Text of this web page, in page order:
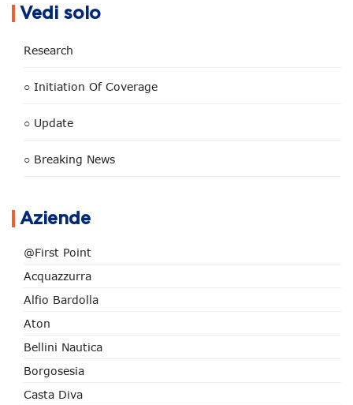
Vedi solo
Research
○ Initiation Of Coverage
○ Update
○ Breaking News
Aziende
@First Point
Acquazzurra
Alfio Bardolla
Aton
Bellini Nautica
Borgosesia
Casta Diva